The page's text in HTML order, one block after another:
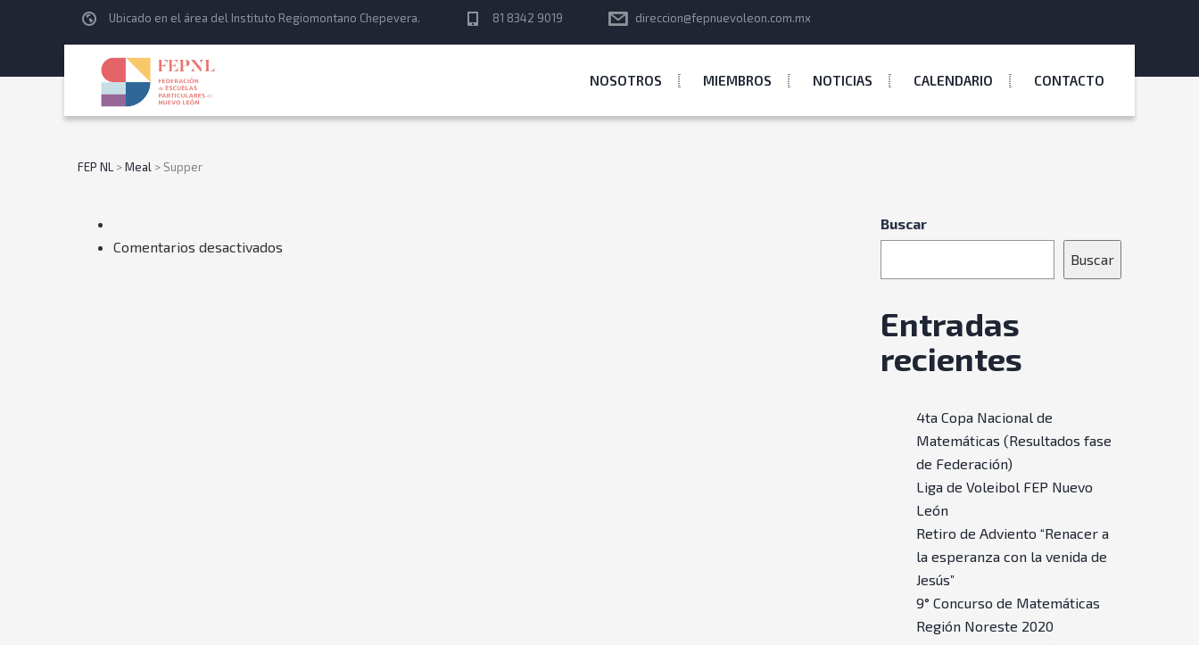
Ubicado en el área del Instituto Regiomontano Chepevera. 81 8342 9019 direccion@fepnuevoleon.com.mx
NOSOTROS MIEMBROS NOTICIAS CALENDARIO CONTACTO
FEP NL >Meal > Supper
Comentarios desactivados
Buscar
Buscar
Entradas
recientes
4ta Copa Nacional de
Matemáticas (Resultados fase
de Federación)
Liga de Voleibol FEP Nuevo
León
Retiro de Adviento “Renacer a
la esperanza con la venida de
Jesús”
9° Concurso de Matemáticas
Región Noreste 2020